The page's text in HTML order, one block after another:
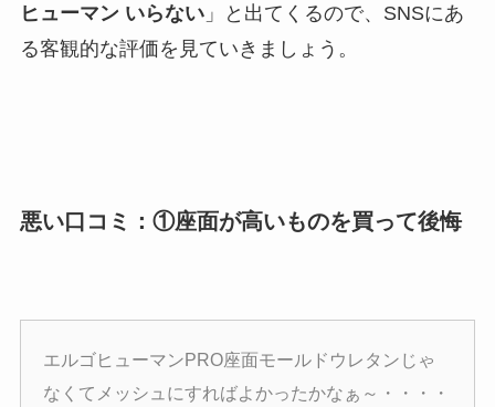
ヒューマン いらない」と出てくるので、SNSにあ
る客観的な評価を見ていきましょう。
悪い口コミ：①座面が高いものを買って後悔
エルゴヒューマンPRO座面モールドウレタンじゃ
なくてメッシュにすればよかったかなぁ～・・・・